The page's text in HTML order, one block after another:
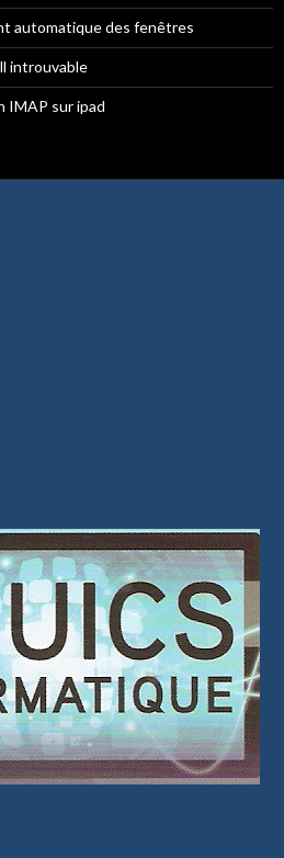
automatique des fenêtres
introuvable
IMAP sur ipad